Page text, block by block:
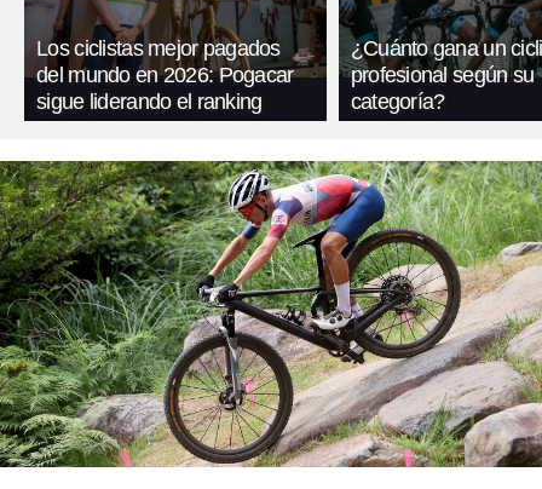
Los ciclistas mejor pagados
del mundo en 2026: Pogacar
sigue liderando el ranking
¿Cuánto gana un
profesional según su
categoría?